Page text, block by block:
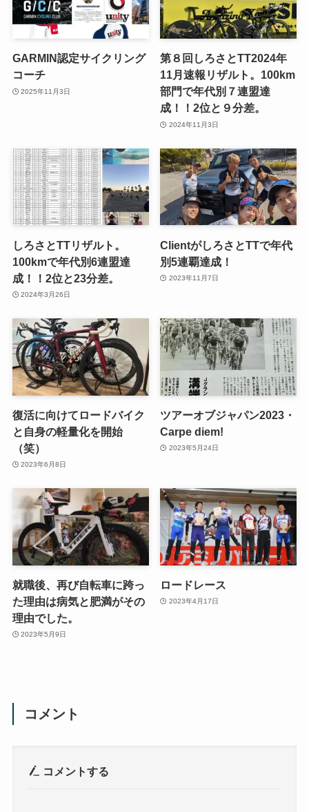
GARMIN認定サイクリング
コーチ
2025年11月3日
第８回しろさとTT2024年
11月速報リザルト。100km
部門で年代別７連盟達
成！！2位と９分差。
2024年11月3日
しろさとTTリザルト。
100kmで年代別6連盟達
成！！2位と23分差。
2024年3月26日
ClientがしろさとTTで年代
別5連覇達成！
2023年11月7日
復活に向けてロードバイク
と自身の軽量化を開始
（笑）
2023年6月8日
ツアーオブジャパン2023・
Carpe diem!
2023年5月24日
就職後、再び自転車に跨っ
た理由は病気と肥満がその
理由でした。
2023年5月9日
ロードレース
2023年4月17日
コメント
コメントする